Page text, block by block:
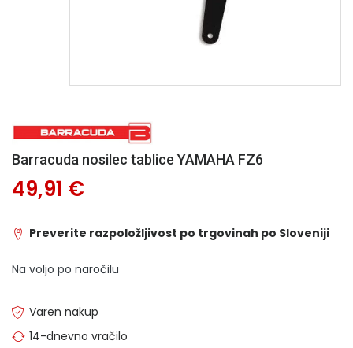
Barracuda nosilec tablice YAMAHA FZ6
49,91 €
Preverite razpoložljivost po trgovinah po Sloveniji
Na voljo po naročilu
Varen nakup
14-dnevno vračilo